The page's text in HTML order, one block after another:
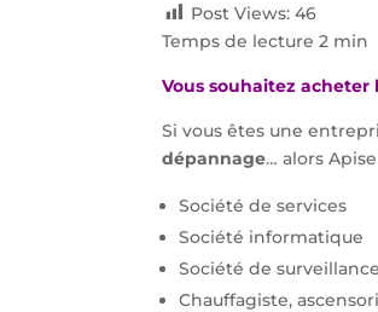
Post Views: 46
Temps de lecture 2 min
Vous souhaitez acheter
Si vous êtes une
dépannage… alors
Société de services
Société informatique
Société de
Chauffagiste,